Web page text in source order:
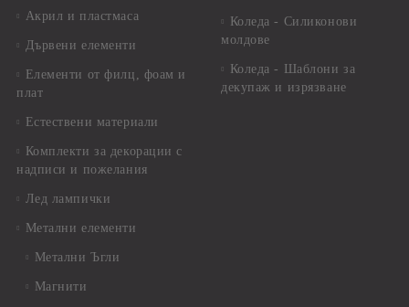
Акрил и пластмаса
Дървени елементи
Елементи от филц, фоам и
плат
Естествени материали
Комплекти за декорации с
надписи и пожелания
Лед лампички
Метални елементи
Метални Ъгли
Магнити
Коледа - Силиконови
молдове
Коледа - Шаблони за
декупаж и изрязване